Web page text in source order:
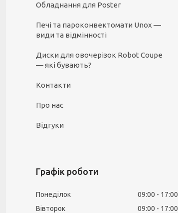
Обладнання для Poster
Печі та пароконвектомати Unox —
види та відмінності
Диски для овочерізок Robot Coupe
— які бувають?
Контакти
Про нас
Відгуки
Графік роботи
Понеділок 09:00
17:00
Вівторок
09:00
17:00